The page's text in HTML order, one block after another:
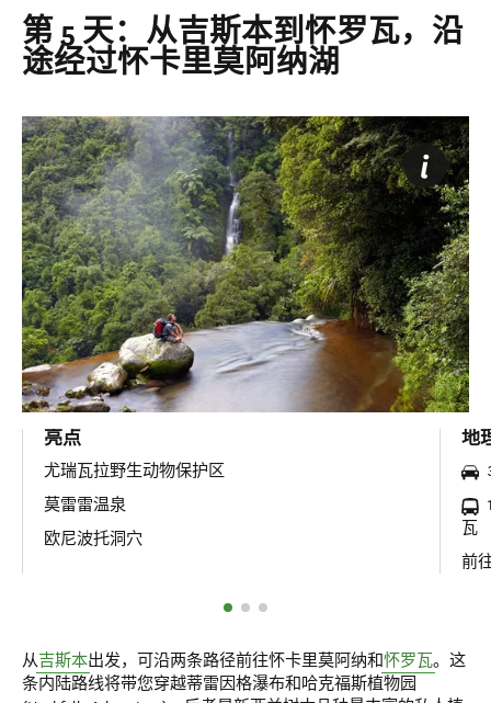
第 5 天：从吉斯本到怀罗瓦，沿
途经过怀卡里莫阿纳湖
亮点
尤瑞瓦拉野生动物保护区
莫雷雷温泉
欧尼波托洞穴
地
瓦
前
从吉斯本出发，可沿两条路径前往怀卡里莫阿纳和怀罗瓦。这
条内陆路线将带您穿越蒂雷因格瀑布和哈克福斯植物园